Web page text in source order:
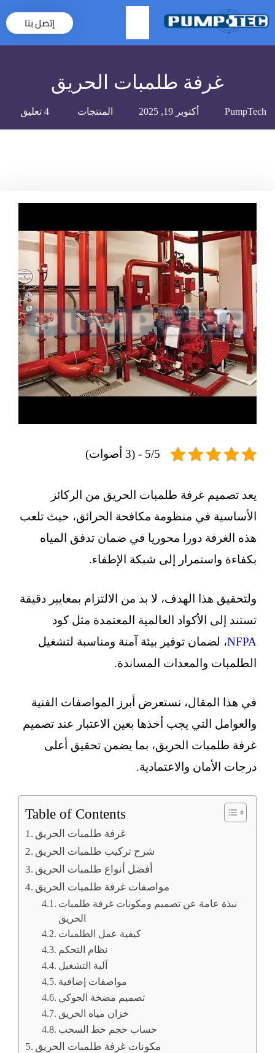
×
إتصل بنا
غرفة طلمبات الحريق
PumpTech أكتوبر 19, 2025 المنتجات 4 تعليق
5/5 - (3 أصوات)
يعد تصميم غرفة طلمبات الحريق من الركائز
الأساسية في منظومة مكافحة الحرائق، حيث تلعب
هذه الغرفة دورا محوريا في ضمان تدفق المياه
بكفاءة واستمرار إلى شبكة الإطفاء.
ولتحقيق هذا الهدف، لا بد من الالتزام بمعايير دقيقة
تستند إلى الأكواد العالمية المعتمدة مثل كود
NFPA، لضمان توفير بيئة آمنة ومناسبة لتشغيل
الطلمبات والمعدات المساندة.
في هذا المقال، نستعرض أبرز المواصفات الفنية
والعوامل التي يجب أخذها بعين الاعتبار عند تصميم
غرفة طلمبات الحريق، بما يضمن تحقيق أعلى
درجات الأمان والاعتمادية.
Table of Contents
غرفة طلمبات الحريق
شرح تركيب طلمبات الحريق
أفضل أنواع طلمبات الحريق
مواصفات غرفة طلمبات الحريق
نبذة عامة عن تصميم ومكونات غرفة طلمبات
الحريق
كيفية عمل الطلمبات
نظام التحكم
آلية التشغيل
مواصفات إضافية
تصميم مضخة الجوكي
خزان مياه الحريق
حساب حجم خط السحب
مكونات غرفة طلمبات الحريق